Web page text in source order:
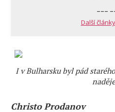
---
Další
I v Bulharsku byl pád
Christo Prodanov